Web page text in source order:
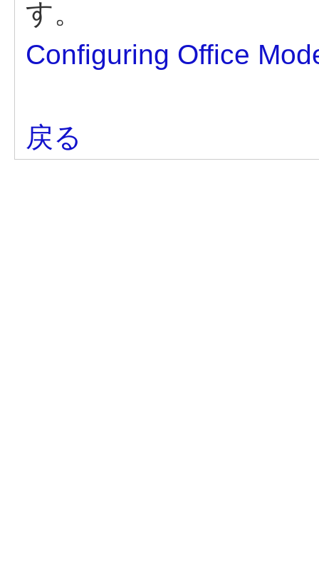
す。
Configuring Office
戻る